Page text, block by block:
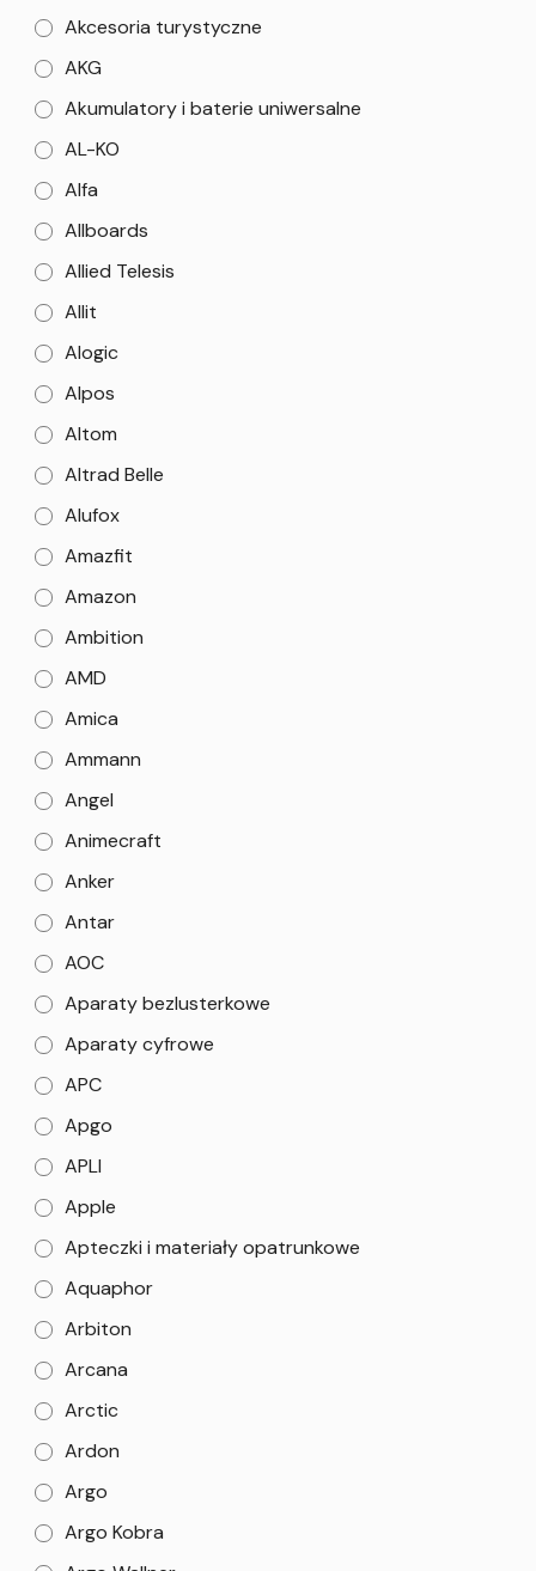
Akcesoria turystyczne
AKG
Akumulatory i baterie uniwersalne
AL-KO
Alfa
Allboards
Allied Telesis
Allit
Alogic
Alpos
Altom
Altrad Belle
Alufox
Amazfit
Amazon
Ambition
AMD
Amica
Ammann
Angel
Animecraft
Anker
Antar
AOC
Aparaty bezlusterkowe
Aparaty cyfrowe
APC
Apgo
APLI
Apple
Apteczki i materiały opatrunkowe
Aquaphor
Arbiton
Arcana
Arctic
Ardon
Argo
Argo Kobra